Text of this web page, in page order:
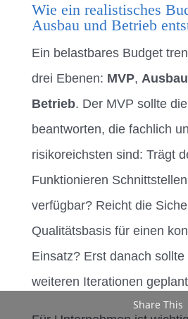
Wie ein realistisches
Ausbau und Betrieb
Ein belastbares Budget
drei Ebenen: MVP,
Betrieb. Der MVP sollte
beantworten, die fachlich
risikoreichsten sind: Trägt
Funktionieren
verfügbar? Reicht die
Qualitätsbasis für einen
Einsatz? Erst danach sollte
weiteren Iterationen
Share This